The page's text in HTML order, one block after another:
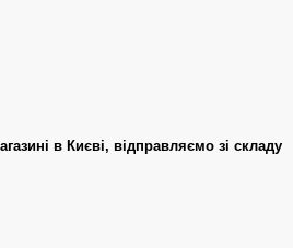
в Києві, відправляємо зі складу